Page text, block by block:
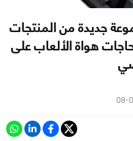
جديدة من المنتجات
حاجات هواة الألعاب على